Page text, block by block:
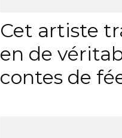
Cet artiste
en de
contes de